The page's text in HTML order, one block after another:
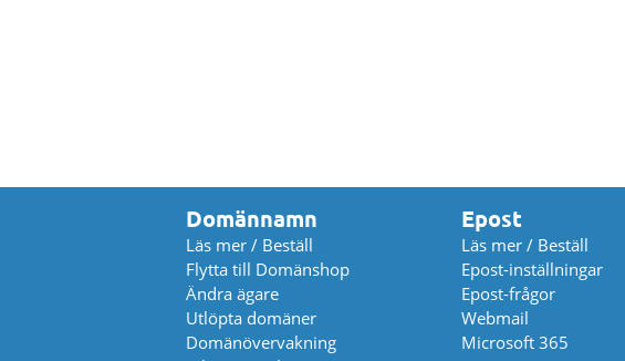
Domännamn
Läs mer / Beställ
Flytta till Domänshop
Ändra ägare
Utlöpta domäner
Domänövervakning
Epost
Läs mer / Beställ
Epost-inställningar
Epost-frågor
Webmail
Microsoft 365